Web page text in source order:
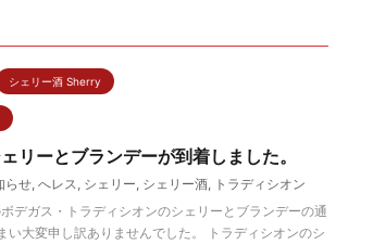
シェリー酒 Sherry
リーとブランデーが到着しました。
らせ, へレス, シェリー, シェリー酒, トラディシオン
デガス・トラディシオンのシェリーとブランデーの通
大変申し訳ありませんでした。 トラディシオンのシ